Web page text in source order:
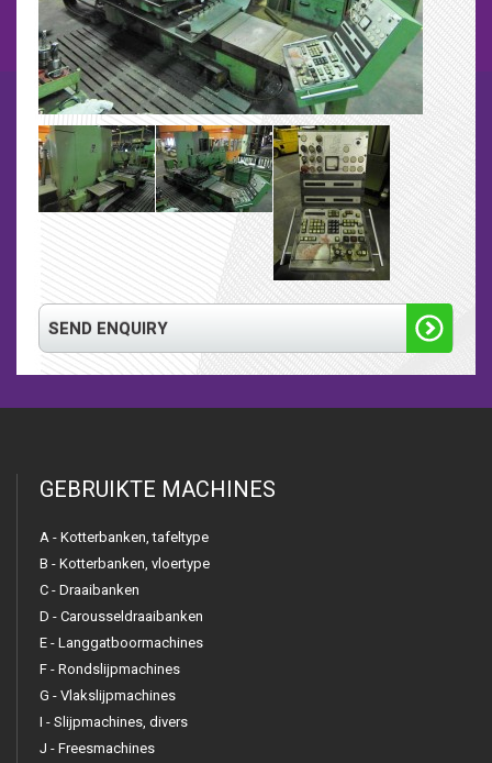
SEND ENQUIRY
GEBRUIKTE MACHINES
A - Kotterbanken, tafeltype
B - Kotterbanken, vloertype
C - Draaibanken
D - Carousseldraaibanken
E - Langgatboormachines
F - Rondslijpmachines
G - Vlakslijpmachines
I - Slijpmachines, divers
J - Freesmachines